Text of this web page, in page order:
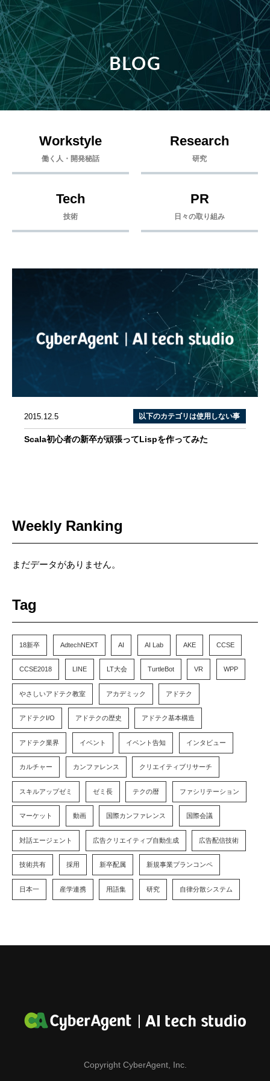
BLOG
Workstyle
働く人・開発秘話
Research
研究
Tech
技術
PR
日々の取り組み
2015.12.5 以下のカテゴリは使用しない事
Scala初心者の新卒が頑張ってLispを作ってみた
Weekly Ranking
まだデータがありません。
Tag
18新卒 AdtechNEXT AI AI Lab AKE CCSE
CCSE2018 LINE LT大会 TurtleBot VR WPP
やさしいアドテク教室 アカデミック アドテク
アドテクI/O アドテクの歴史 アドテク基本構造
アドテク業界 イベント イベント告知 インタビュー
カルチャー カンファレンス クリエイティブリサーチ
スキルアップゼミ ゼミ長 テクの暦 ファシリテーション
マーケット 動画 国際カンファレンス 国際会議
対話エージェント 広告クリエイティブ自動生成 広告配信技術
技術共有 採用 新卒配属 新規事業プランコンペ
日本一 産学連携 用語集 研究 自律分散システム
Copyright CyberAgent, Inc.